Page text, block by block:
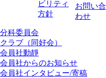
ビリティ
方針
お問い合
わせ
分科委員会
クラブ（同好会）
会員社動靜
会員社からのお知らせ
会員社インタビュー/寄稿